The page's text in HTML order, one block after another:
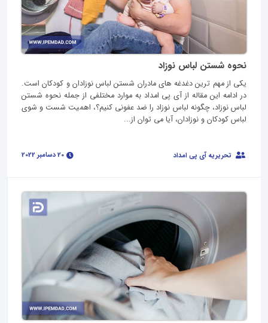
نحوه شستن لباس نوزاد
یکی از مهم ترین دغدغه های مادران شستن لباس نوزادان و کودکان است.
در ادامه این مقاله از آی‌ پی امداد به موارد مختلفی از جمله نحوه شستن
لباس نوزاد، چگونه لباس نوزاد را ضد عفونی کنیم؟، اهمیت شست و شوی
لباس کودکان و نوزادان، آیا می توان از...
تحریریه آی پی امداد